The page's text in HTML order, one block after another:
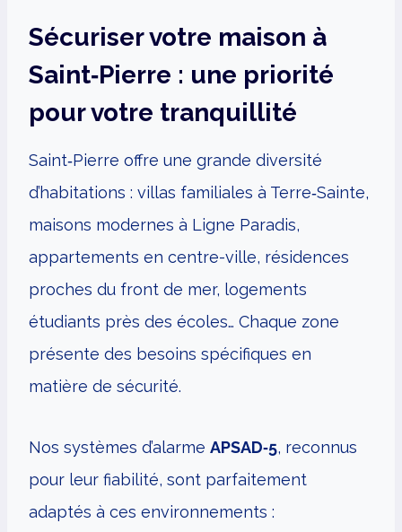
Sécuriser votre maison à
Saint‑Pierre : une priorité
pour votre tranquillité
Saint‑Pierre offre une grande diversité
d’habitations : villas familiales à Terre‑Sainte,
maisons modernes à Ligne Paradis,
appartements en centre-ville, résidences
proches du front de mer, logements
étudiants près des écoles… Chaque zone
présente des besoins spécifiques en
matière de sécurité.
Nos systèmes d’alarme APSAD‑5, reconnus
pour leur fiabilité, sont parfaitement
adaptés à ces environnements :